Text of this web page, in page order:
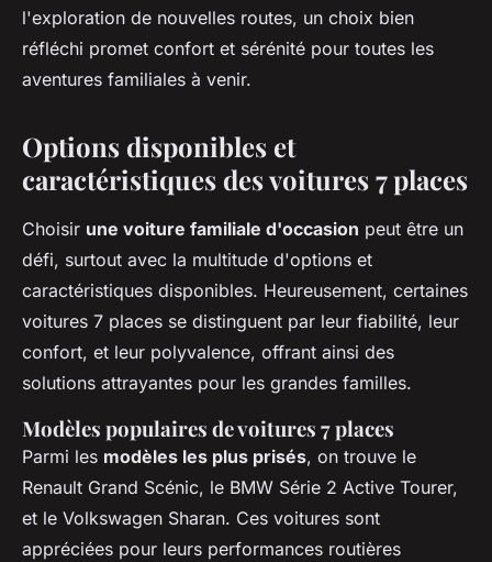
l'exploration de nouvelles routes, un choix bien
réfléchi promet confort et sérénité pour toutes les
aventures familiales à venir.
Options disponibles et
caractéristiques des voitures 7 places
Choisir une voiture familiale d'occasion peut être un
défi, surtout avec la multitude d'options et
caractéristiques disponibles. Heureusement, certaines
voitures 7 places se distinguent par leur fiabilité, leur
confort, et leur polyvalence, offrant ainsi des
solutions attrayantes pour les grandes familles.
Modèles populaires de voitures 7 places
Parmi les modèles les plus prisés, on trouve le
Renault Grand Scénic, le BMW Série 2 Active Tourer,
et le Volkswagen Sharan. Ces voitures sont
appréciées pour leurs performances routières